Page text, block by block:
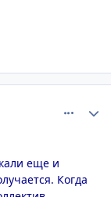
еще и
Когда